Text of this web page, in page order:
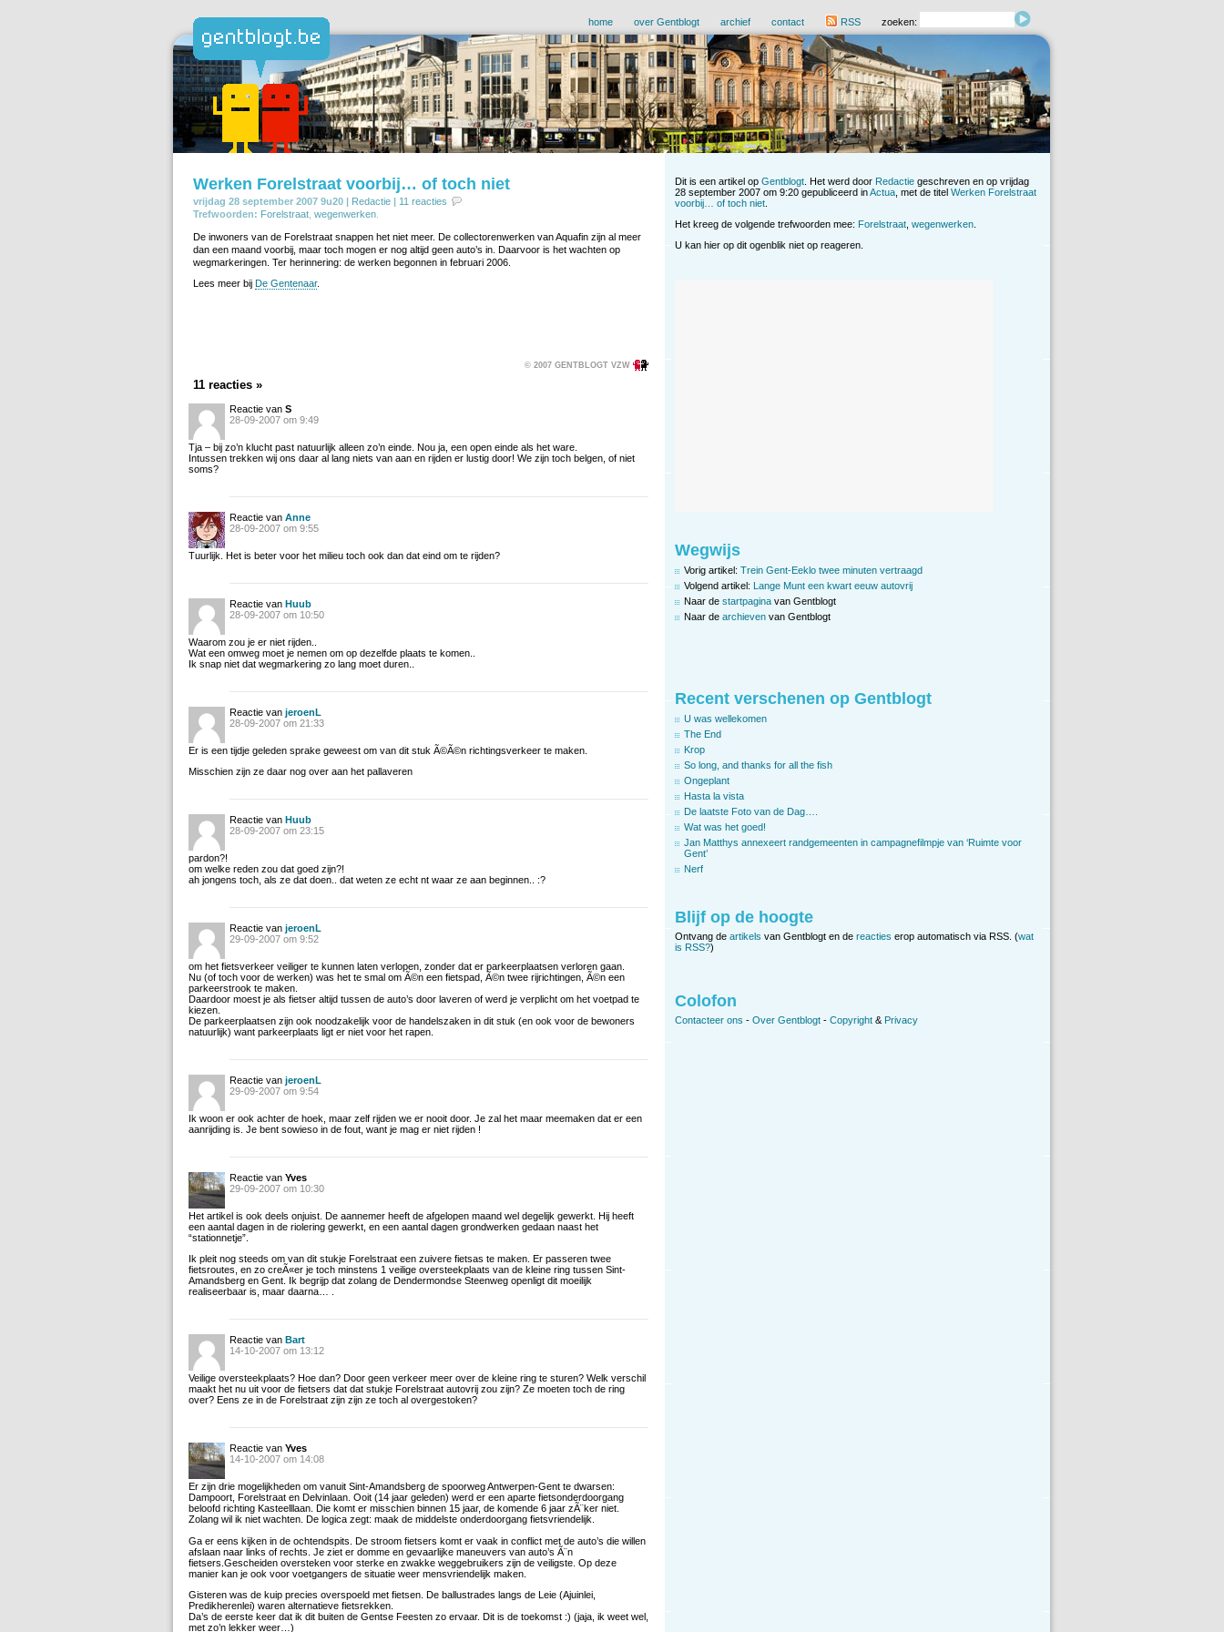
home over Gentblogt archief contact RSS zoeken:
Werken Forelstraat voorbij… of toch niet
vrijdag 28 september 2007 9u20 | Redactie | 11 reacties
Trefwoorden: Forelstraat wegenwerken
De inwoners van de Forelstraat snappen het niet meer. De collectorenwerken van Aquafin zijn al meer
dan een maand voorbij, maar toch mogen er nog altijd geen auto’s in. Daarvoor is het wachten op
wegmarkeringen. Ter herinnering: de werken begonnen in februari 2006.
Lees meer bij De Gentenaar.
© 2007 GENTBLOGT VZW
11 reacties »
Reactie van S
28-09-2007 om 9:49
Tja – bij zo’n klucht past natuurlijk alleen zo’n einde. Nou ja, een open einde als het ware.
Intussen trekken wij ons daar al lang niets van aan en rijden er lustig door! We zijn toch belgen, of niet
soms?
Reactie van Anne
28-09-2007 om 9:55
Tuurlijk. Het is beter voor het milieu toch ook dan dat eind om te rijden?
Reactie van Huub
28-09-2007 om 10:50
Waarom zou je er niet rijden..
Wat een omweg moet je nemen om op dezelfde plaats te komen..
Ik snap niet dat wegmarkering zo lang moet duren..
Reactie van jeroenL
28-09-2007 om 21:33
Er is een tijdje geleden sprake geweest om van dit stuk Ã©Ã©n richtingsverkeer te maken.
Misschien zijn ze daar nog over aan het pallaveren
Reactie van Huub
28-09-2007 om 23:15
pardon?!
om welke reden zou dat goed zijn?!
ah jongens toch, als ze dat doen.. dat weten ze echt nt waar ze aan beginnen.. :?
Reactie van jeroenL
29-09-2007 om 9:52
om het fietsverkeer veiliger te kunnen laten verlopen, zonder dat er parkeerplaatsen verloren gaan.
Nu (of toch voor de werken) was het te smal om Ã©n een fietspad, Ã©n twee rijrichtingen, Ã©n een
parkeerstrook te maken.
Daardoor moest je als fietser altijd tussen de auto’s door laveren of werd je verplicht om het voetpad te
kiezen.
De parkeerplaatsen zijn ook noodzakelijk voor de handelszaken in dit stuk (en ook voor de bewoners
natuurlijk) want parkeerplaats ligt er niet voor het rapen.
Reactie van jeroenL
29-09-2007 om 9:54
Ik woon er ook achter de hoek, maar zelf rijden we er nooit door. Je zal het maar meemaken dat er een
aanrijding is. Je bent sowieso in de fout, want je mag er niet rijden !
Reactie van Yves
29-09-2007 om 10:30
Het artikel is ook deels onjuist. De aannemer heeft de afgelopen maand wel degelijk gewerkt. Hij heeft
een aantal dagen in de riolering gewerkt, en een aantal dagen grondwerken gedaan naast het
“stationnetje”.
Ik pleit nog steeds om van dit stukje Forelstraat een zuivere fietsas te maken. Er passeren twee
fietsroutes, en zo creÃ«er je toch minstens 1 veilige oversteekplaats van de kleine ring tussen Sint-
Amandsberg en Gent. Ik begrijp dat zolang de Dendermondse Steenweg openligt dit moeilijk
realiseerbaar is, maar daarna… .
Reactie van Bart
14-10-2007 om 13:12
Veilige oversteekplaats? Hoe dan? Door geen verkeer meer over de kleine ring te sturen? Welk verschil
maakt het nu uit voor de fietsers dat dat stukje Forelstraat autovrij zou zijn? Ze moeten toch de ring
over? Eens ze in de Forelstraat zijn zijn ze toch al overgestoken?
Reactie van Yves
14-10-2007 om 14:08
Er zijn drie mogelijkheden om vanuit Sint-Amandsberg de spoorweg Antwerpen-Gent te dwarsen:
Dampoort, Forelstraat en Delvinlaan. Ooit (14 jaar geleden) werd er een aparte fietsonderdoorgang
beloofd richting Kasteelllaan. Die komt er misschien binnen 15 jaar, de komende 6 jaar zÃ¨ker niet.
Zolang wil ik niet wachten. De logica zegt: maak de middelste onderdoorgang fietsvriendelijk.
Ga er eens kijken in de ochtendspits. De stroom fietsers komt er vaak in conflict met de auto’s die willen
afslaan naar links of rechts. Je ziet er domme en gevaarlijke maneuvers van auto’s Ã¨n
fietsers.Gescheiden oversteken voor sterke en zwakke weggebruikers zijn de veiligste. Op deze
manier kan je ook voor voetgangers de situatie weer mensvriendelijk maken.
Gisteren was de kuip precies overspoeld met fietsen. De ballustrades langs de Leie (Ajuinlei,
Predikherenlei) waren alternatieve fietsrekken.
Da’s de eerste keer dat ik dit buiten de Gentse Feesten zo ervaar. Dit is de toekomst :) (jaja, ik weet wel,
met zo’n lekker weer…)
Dit is een artikel op Gentblogt . Het werd door Redactie geschreven en op vrijdag
28 september 2007 om 9:20 gepubliceerd inActua , met de titel Werken Forelstraat
voorbij… of toch niet
Het kreeg de volgende trefwoorden mee: Forelstraat wegenwerken
U kan hier op dit ogenblik niet op reageren.
Wegwijs
Vorig artikel: Trein Gent-Eeklo twee minuten vertraagd
Volgend artikel: Lange Munt een kwart eeuw autovrij
Naar de startpagina van Gentblogt
Naar de archieven van Gentblogt
Recent verschenen op Gentblogt
U was wellekomen
The End
Krop
So long, and thanks for all the fish
Ongeplant
Hasta la vista
De laatste Foto van de Dag….
Wat was het goed!
Jan Matthys annexeert randgemeenten in campagnefilmpje van ‘Ruimte voor
Gent’
Nerf
Blijf op de hoogte
Ontvang de artikels van Gentblogt en de reacties erop automatisch via RSS. (wat
is RSS?)
Colofon
Contacteer ons - Over Gentblogt - Copyright & Privacy